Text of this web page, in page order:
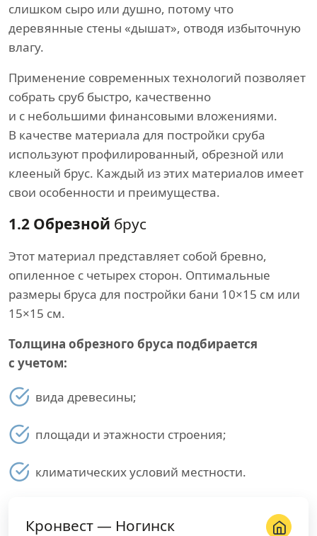
слишком сыро или душно, потому что
деревянные стены «дышат», отводя избыточную
влагу.
Применение современных технологий позволяет
собрать сруб быстро, качественно
и с небольшими финансовыми вложениями.
В качестве материала для постройки сруба
используют профилированный, обрезной или
клееный брус. Каждый из этих материалов имеет
свои особенности и преимущества.
1.2 Обрезной брус
Этот материал представляет собой бревно,
опиленное с четырех сторон. Оптимальные
размеры бруса для постройки бани 10×15 см или
15×15 см.
Толщина обрезного бруса подбирается
с учетом:
вида древесины;
площади и этажности строения;
климатических условий местности.
Кронвест — Ногинск